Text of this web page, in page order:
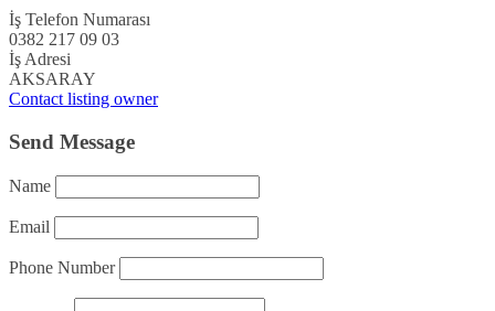
İş Telefon Numarası
0382 217 09 03
İş Adresi
AKSARAY
Contact listing owner
Send Message
Name
Email
Phone Number